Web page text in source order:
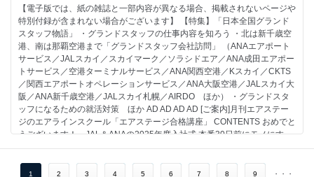
86 CA&グランドスタッフ 筆記試験講座
（国語／英語／社会／理数）
94 バックナンバーコレクション
96 次号予告／編集後記
97 イエローページ（募集情報）
空港を支える
フライヤー）クールでスタイリッシュな漆黒の美学 快適なキャビンを包
む温かい笑顔 （フジドリームエアラインズ）カラフルな飛行機は個性豊
かな地方を象徴機内サービスでも地方の魅力を発信する （IBEXエアライ
ンズ）仙台から全国の地方都市を結ぶ「東北の翼」 小型ジェット機に2人
で乗務 （Peach）新たなビジョンを掲げさらなる進化を目指す就航13周
年を迎えた関西発、フーシアピンクの翼 （ジェットスター・ジャパン）
乗客がカスタマイズした空の旅をさらに楽しく快適なものにしていく
（スプリング・ジャパン）国境を越えて地域を愛する気持ちが強固な日中
の架け橋を築いていく 地元や地域に寄り添い空を飛ぶ 個性派エアライ
ンでかなえるCAの夢 航空業界志望の中高生必見！「オープンキャンパス
ガイド2025」 ちーくまin the sky 間違い探し 読者プレゼント Readers’
国語／英語／社会／理数 バックナンバーコレクション 次号予告／編集後
【電子版では、紙の雑誌と一部内容が異なる場合、掲載されないページや
特別付録が含まれない場合がございます】 【特集】「日本全国グランド
スタッフ物語」 ・グランドスタッフの仕事内容を知ろう ・北は新千歳空
港、南は那覇空港まで「グランドスタッフ会社訪問」 （ANAエアポート
サービス／JALスカイ／スカイマーク／ソラシドエア／ANA成田エアポー
トサービス／空港ターミナルサービス／ANA関西空港／Kスカイ／CKTS
／関西エアポートオペレーションサービス／ANA大阪空港／JALスカイ大
阪／ANA新千歳空港／JALスカイ札幌／AIRDO ほか） ・グランドスタ
ッフになるための就活対策 ほか AD AD AD AD [ご案内]月刊エアステー
ジのエアラインスクール「エアステージ合格講座」 CONTENTS おめでと
うございます！ JAL＆ANAの2025年度入社式 本番30日前にモノにす
る！ 合格する人、残念な人の面接マナー What?s NEWS／June 2025
グランドスタッフ制服図鑑「ANAエアポートサービス」 太田健介さん／
1 2 3 4 5 6 7 8 9 ・・・